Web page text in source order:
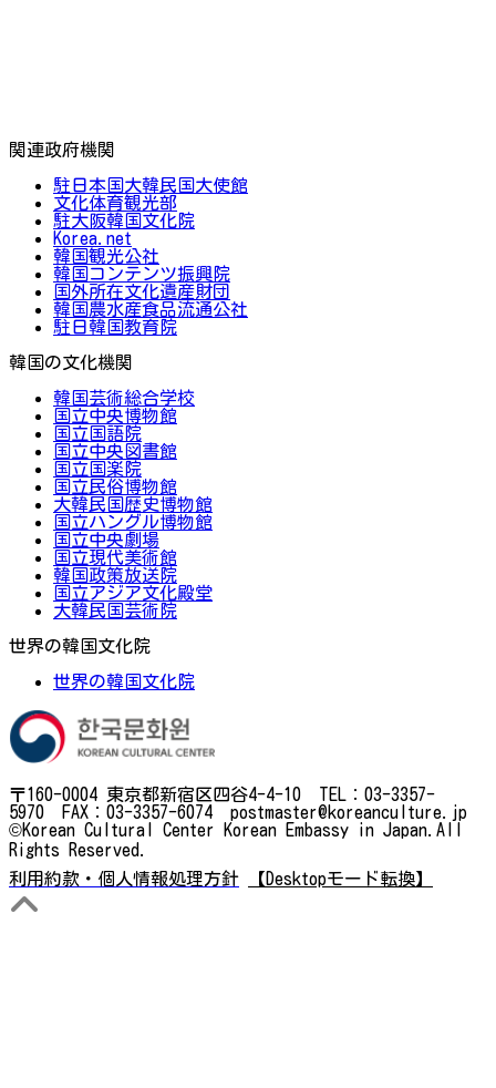
関連政府機関
駐日本国大韓民国大使館
文化体育観光部
駐大阪韓国文化院
Korea.net
韓国観光公社
韓国コンテンツ振興院
国外所在文化遺産財団
韓国農水産食品流通公社
駐日韓国教育院
韓国の文化機関
韓国芸術総合学校
国立中央博物館
国立国語院
国立中央図書館
国立国楽院
国立民俗博物館
大韓民国歴史博物館
国立ハングル博物館
国立中央劇場
国立現代美術館
韓国政策放送院
国立アジア文化殿堂
大韓民国芸術院
世界の韓国文化院
世界の韓国文化院
〒160-0004 東京都新宿区四谷4-4-10 TEL：03-3357-
5970 FAX：03-3357-6074 postmaster@koreanculture.jp
©Korean Cultural Center Korean Embassy in Japan.All
Rights Reserved.
利用約款・個人情報処理方針
【Desktopモード転換】